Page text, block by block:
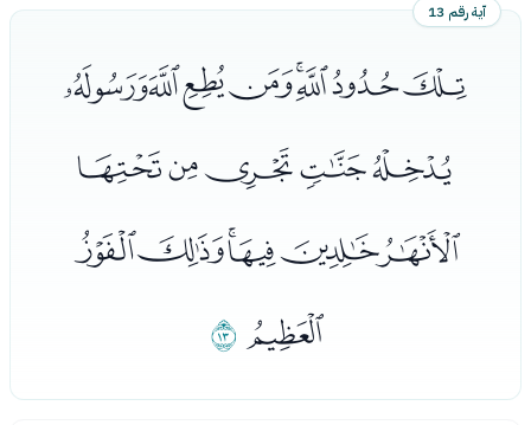
آية رقم 13
ﯖﯗﯘﯙﯚﯛﯜﯝ
ﯞﯟﯠﯡﯢ
ﯣﯤﯥﯦﯧﯨ
ﯩﯪ